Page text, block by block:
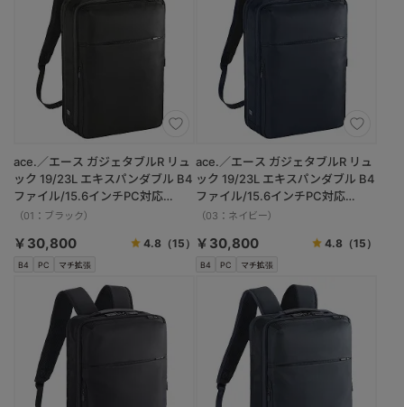
B4 PC マチ拡張
ace.／エース ガジェタブルR リュ
ック 19/23L エキスパンダブル B4
ファイル/15.6インチPC対応
68006
（01：ブラック）
￥30,800 4.8（15）
B4 PC マチ拡張
ace.／エース ガジェタブルR リュ
ック 19/23L エキスパンダブル B4
ファイル/15.6インチPC対応
68006
（03：ネイビー）
￥30,800 4.8 （15）